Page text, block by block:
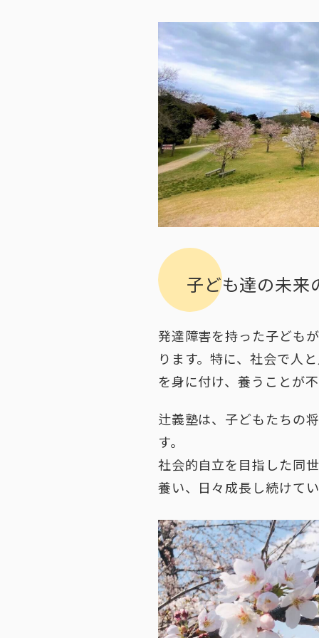
子ども達の未来
発達障害を持った子ども
ります。特に、社会で人
を身に付け、養うことが
辻義塾は、子どもたちの
す。
社会的自立を目指した同
養い、日々成長し続けて